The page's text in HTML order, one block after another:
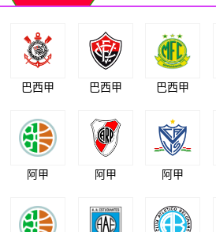
巴西甲 巴西甲 巴西甲
阿甲 阿甲 阿甲